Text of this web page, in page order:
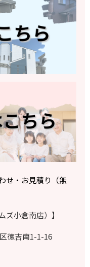
せ・お見積り（無
ズ小倉南店）】
徳吉南1-1-16